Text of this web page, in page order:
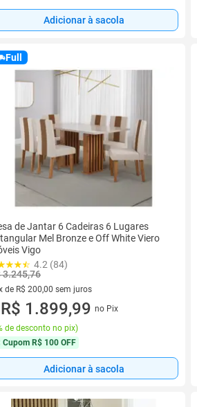
Adicionar à sacola
Full
de Jantar 6 Cadeiras 6 Lugares
Mel Bronze e Off White Viero
Vigo
4.2 (84)
3.245,76
de R$ 200,00 sem juros
vez de R$ 200,00 sem juros
R$ 1.899,99 no Pix
de desconto no pix)
Cupom R$ 100 OFF
Adicionar à sacola